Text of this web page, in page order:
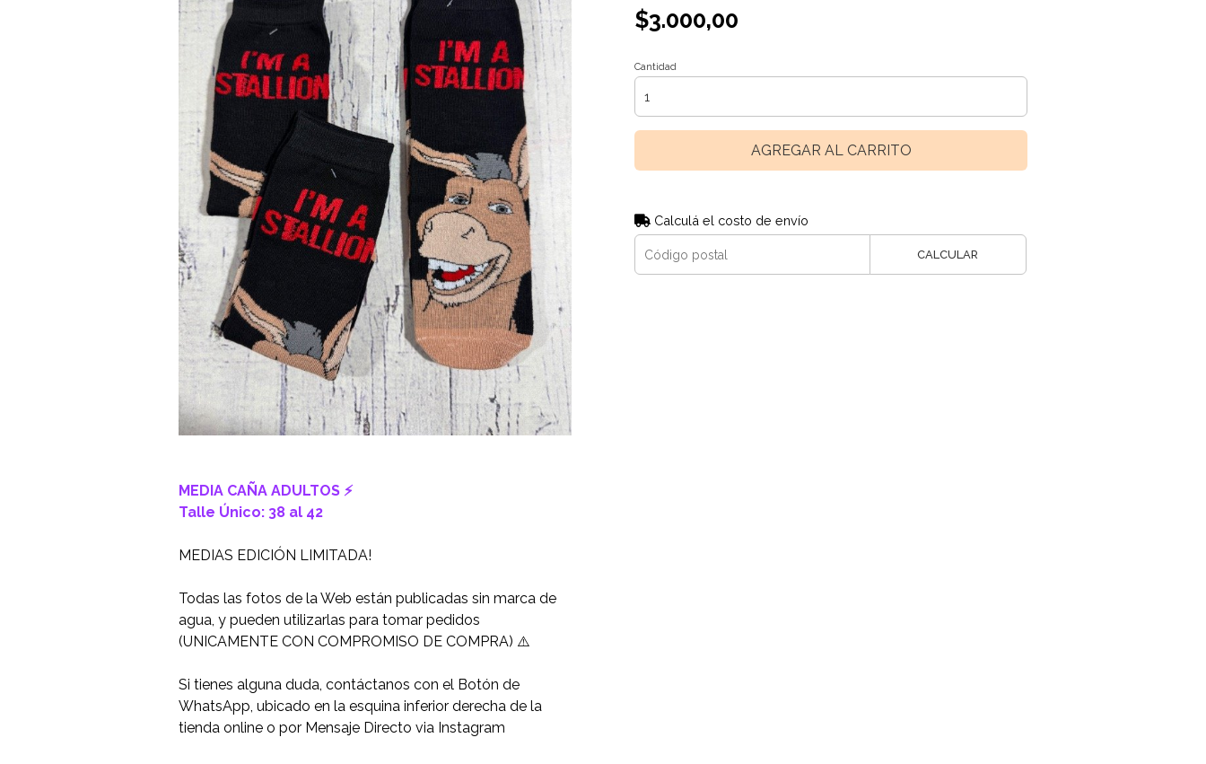
MEDIA CAÑA ADULTOS ⚡️
Talle Único: 38 al 42
MEDIAS EDICIÓN LIMITADA!
Todas las fotos de la Web están publicadas sin marca de
agua, y pueden utilizarlas para tomar pedidos
(UNICAMENTE CON COMPROMISO DE COMPRA) ⚠️
Si tienes alguna duda, contáctanos con el Botón de
WhatsApp, ubicado en la esquina inferior derecha de la
tienda online o por Mensaje Directo via Instagram
$3.000,00
Cantidad
AGREGAR AL CARRITO
Calculá el costo de envío
CALCULAR